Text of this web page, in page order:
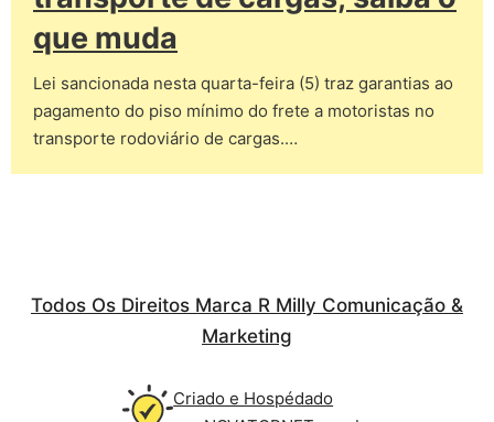
que muda
Lei sancionada nesta quarta-feira (5) traz garantias ao
pagamento do piso mínimo do frete a motoristas no
transporte rodoviário de cargas.…
Todos Os Direitos Marca R Milly Comunicação &
Marketing
Criado e Hospédado